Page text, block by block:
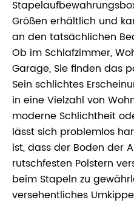
Größen erhältlich und
an den tatsächlichen
Ob im Schlafzimmer,
Garage, Sie finden das
Sein schlichtes
in eine Vielzahl von
moderne Schlichtheit
lässt sich problemlos
ist, dass der Boden der
rutschfesten Polstern
beim Stapeln zu
versehentliches